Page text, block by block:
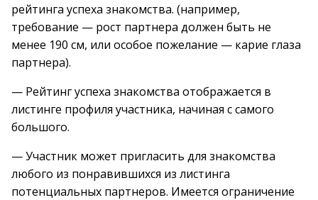
рейтинга успеха знакомства. (например,
требование — рост партнера должен быть не
менее 190 см, или особое пожелание — карие глаза
партнера).
— Рейтинг успеха знакомства отображается в
листинге профиля участника, начиная с самого
большого.
— Участник может пригласить для знакомства
любого из понравившихся из листинга
потенциальных партнеров. Имеется ограничение